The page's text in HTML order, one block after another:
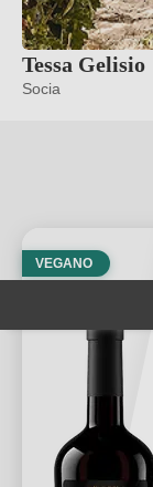
Tessa Gelisio
Socia
VEGANO